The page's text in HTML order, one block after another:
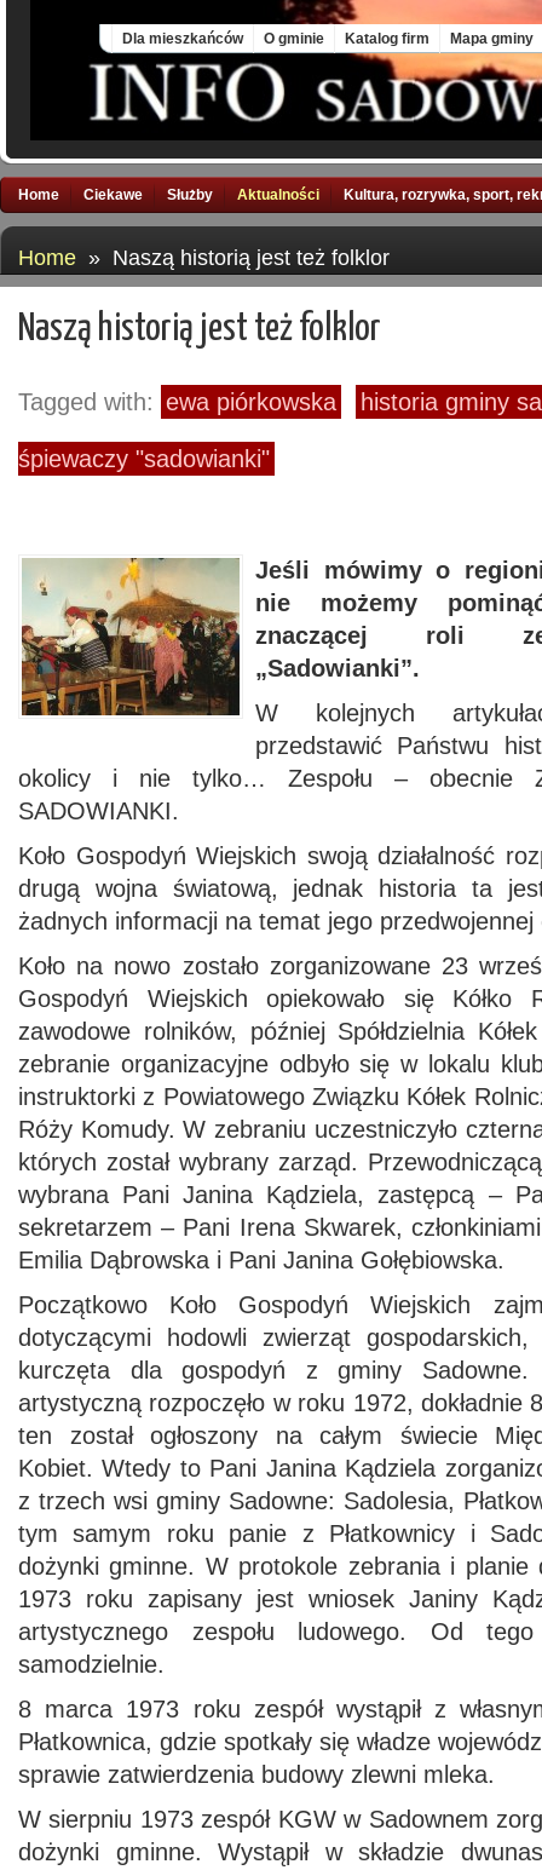
Dla mieszkańców O gminie Katalog firm Mapa gminy
Home Ciekawe Służby Aktualności Kultura, rozrywka, sport,
Home » Naszą historią jest też folklor
Naszą historią jest też folklor
Tagged with: ewa piórkowska historia gminy
śpiewaczy "sadowianki"
Jeśli mówimy o
nie możemy
znaczącej roli
„Sadowianki”.
W kolejnych
przedstawić Państwu
okolicy i nie tylko… Zespołu – obecnie
SADOWIANKI.
Koło Gospodyń Wiejskich swoją działalność
drugą wojna światową, jednak historia ta
żadnych informacji na temat jego przedwojennej
Koło na nowo zostało zorganizowane 23
Gospodyń Wiejskich opiekowało się Kółko
zawodowe rolników, później Spółdzielnia
zebranie organizacyjne odbyło się w lokalu
instruktorki z Powiatowego Związku Kółek
Róży Komudy. W zebraniu uczestniczyło
których został wybrany zarząd.
wybrana Pani Janina Kądziela, zastępcą –
sekretarzem – Pani Irena Skwarek,
Emilia Dąbrowska i Pani Janina Gołębiowska.
Początkowo Koło Gospodyń Wiejskich
dotyczącymi hodowli zwierząt gospodarskich,
kurczęta dla gospodyń z gminy Sadowne.
artystyczną rozpoczęło w roku 1972, dokładnie
ten został ogłoszony na całym świecie
Kobiet. Wtedy to Pani Janina Kądziela
z trzech wsi gminy Sadowne: Sadolesia,
tym samym roku panie z Płatkownicy i
dożynki gminne. W protokole zebrania i planie
1973 roku zapisany jest wniosek Janiny
artystycznego zespołu ludowego. Od
samodzielnie.
8 marca 1973 roku zespół wystąpił z
Płatkownica, gdzie spotkały się władze
sprawie zatwierdzenia budowy zlewni mleka.
W sierpniu 1973 zespół KGW w Sadownem
dożynki gminne. Wystąpił w składzie